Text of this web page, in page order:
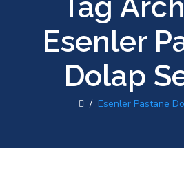
Tag
Esenler
Dolap
/ Esenler Pastane